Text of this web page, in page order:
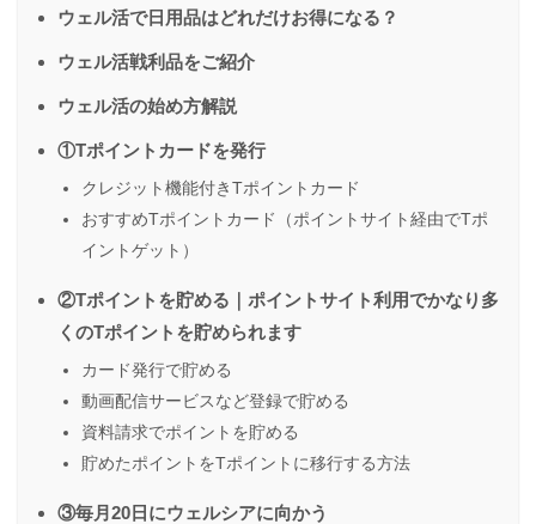
ウェル活で日用品はどれだけお得になる？
ウェル活戦利品をご紹介
ウェル活の始め方解説
①Tポイントカードを発行
クレジット機能付きTポイントカード
おすすめTポイントカード（ポイントサイト経由でTポ
イントゲット）
②Tポイントを貯める｜ポイントサイト利用でかなり多
くのTポイントを貯められます
カード発行で貯める
動画配信サービスなど登録で貯める
資料請求でポイントを貯める
貯めたポイントをTポイントに移行する方法
③毎月20日にウェルシアに向かう